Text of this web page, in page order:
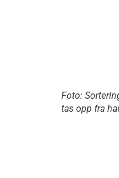
Foto:
tas opp fra